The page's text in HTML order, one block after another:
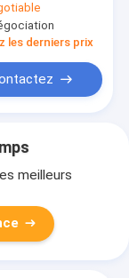
80KD aucun
animal
les derniers prix
meilleurs